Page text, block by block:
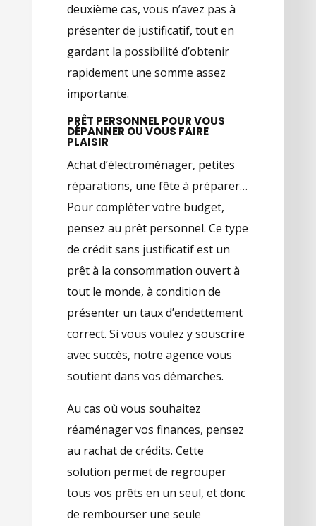
deuxième cas, vous n’avez pas à
présenter de justificatif, tout en
gardant la possibilité d’obtenir
rapidement une somme assez
importante.
PRÊT PERSONNEL POUR VOUS
DÉPANNER OU VOUS FAIRE
PLAISIR
Achat d’électroménager, petites
réparations, une fête à préparer…
Pour compléter votre budget,
pensez au prêt personnel. Ce type
de crédit sans justificatif est un
prêt à la consommation ouvert à
tout le monde, à condition de
présenter un taux d’endettement
correct. Si vous voulez y souscrire
avec succès, notre agence vous
soutient dans vos démarches.
Au cas où vous souhaitez
réaménager vos finances, pensez
au rachat de crédits. Cette
solution permet de regrouper
tous vos prêts en un seul, et donc
de rembourser une seule